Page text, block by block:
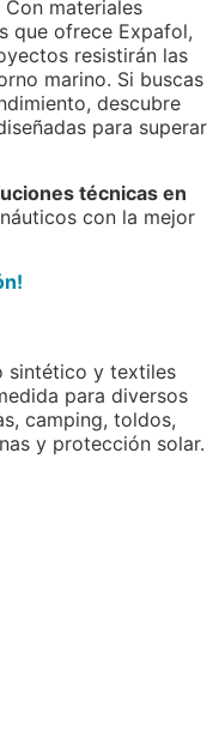
materiales
que ofrece Expafol,
resistirán las
marino. Si buscas
descubre
para superar
técnicas en
con la mejor
sintético y textiles
para diversos
camping, toldos,
y protección solar.